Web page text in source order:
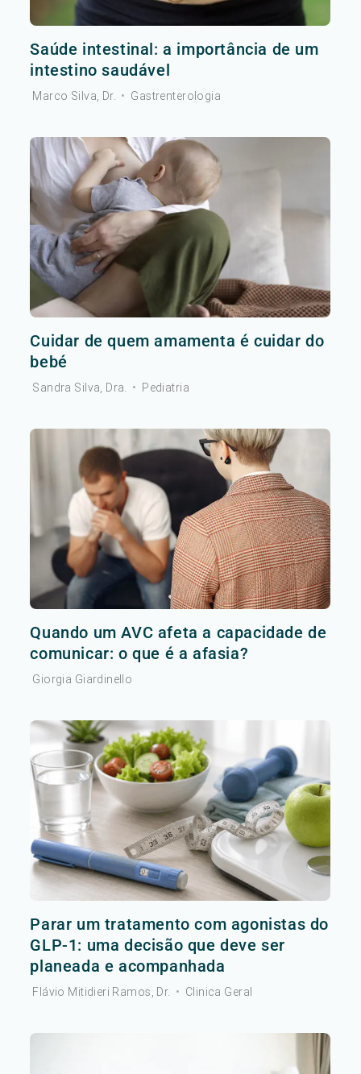
Saúde intestinal: a importância de um
intestino saudável
Marco Silva, Dr. • Gastrenterologia
Cuidar de quem amamenta é cuidar do
bebé
Sandra Silva, Dra. • Pediatria
Quando um AVC afeta a capacidade de
comunicar: o que é a afasia?
Giorgia Giardinello
Parar um tratamento com agonistas do
GLP-1: uma decisão que deve ser
planeada e acompanhada
Flávio Mitidieri Ramos, Dr. • Clinica Geral